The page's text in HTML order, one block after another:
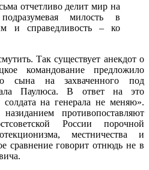
отчетливо делит мир на
милость в
и справедливость – ко
Так существует анекдот о
командование предложило
сына на захваченного под
Паулюса. В ответ на это
солдата на генерала не меняю».
противопоставляют
России порочной
местничества и
сравнение говорит отнюдь не в